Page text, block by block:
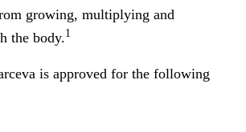
growing, multiplying and
the body.1
is approved for the following